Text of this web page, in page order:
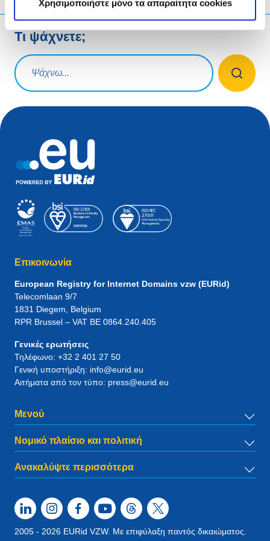
Χρησιμοποιήστε μόνο τα απαραίτητα cookies
Τι ψάχνετε;
Ερώτηση αναζήτησης
Επικοινωνία
European Registry for Internet Domains vzw (EURid)
Telecomlaan 9/7
1831 Diegem , Belgium
RPR Brussel – VAT BE 0864.240.405
Γενικές ερωτήσεις
Τηλέφωνο: +32 2 401 27 50
Γενική υποστήριξη: info@eurid.eu
Αιτήματα από τον τύπο: press@eurid.eu
Μενού
Νομικό πλαίσιο και πολιτική
Ανακαλύψτε περισσότερα
2005 - 2026 EURid VZW. Με επιφύλαξη παντός δικαιώματος.